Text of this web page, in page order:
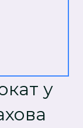
у